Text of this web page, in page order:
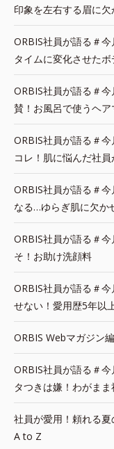
印象を左右する眉に
ORBIS社員が語る＃
タイムに変化させた
ORBIS社員が語る＃
賛！お風呂で使うヘア
ORBIS社員が語る＃
コレ！肌に悩んだ社
ORBIS社員が語る＃
なる…ゆらぎ肌に欠か
ORBIS社員が語る＃
そ！お助け洗顔料
ORBIS社員が語る＃
せない！愛用歴5年以
ORBIS Webマガジン
ORBIS社員が語る＃
タつきは嫌！わがま
社員が愛用！頼れる
A to Z